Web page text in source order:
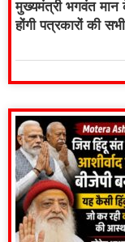
मुख्यमंत्री भगवंत मान
होंगी पत्रकारों की